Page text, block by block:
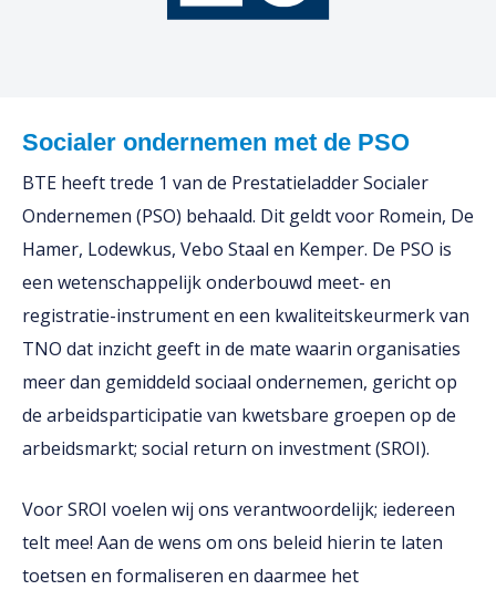
Socialer ondernemen met de PSO
BTE heeft trede 1 van de Prestatieladder Socialer
Ondernemen (PSO) behaald. Dit geldt voor Romein, De
Hamer, Lodewkus, Vebo Staal en Kemper. De PSO is
een wetenschappelijk onderbouwd meet- en
registratie-instrument en een kwaliteitskeurmerk van
TNO dat inzicht geeft in de mate waarin organisaties
meer dan gemiddeld sociaal ondernemen, gericht op
de arbeidsparticipatie van kwetsbare groepen op de
arbeidsmarkt; social return on investment (SROI).
Voor SROI voelen wij ons verantwoordelijk; iedereen
telt mee! Aan de wens om ons beleid hierin te laten
toetsen en formaliseren en daarmee het